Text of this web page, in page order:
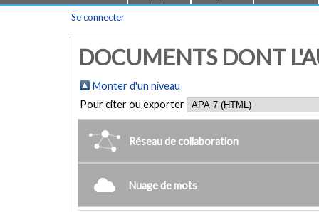
Se connecter
DOCUMENTS DONT
Monter d'un niveau
Pour citer ou exporter
Réseau de collaboration
Nuage de mots